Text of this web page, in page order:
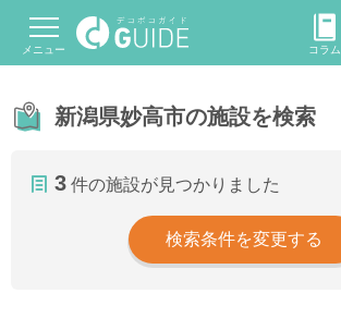
メニュー コラム
新潟県妙高市の施設を検索
3 件の施設が見つかりました
検索条件を変更する